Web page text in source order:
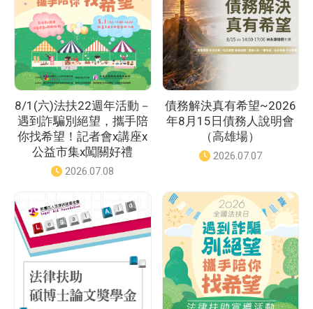
8/1(六)法扶22週年活動－
遇到詐騙別絕望，攜手陪
你找希望！記者會x講座x
公益市集x闖關好禮
發
期
：
2026.07.08
債務解決真有希望~2026
年8月15日債務人說明會
（高雄場）
發
期
：
2026.07.07